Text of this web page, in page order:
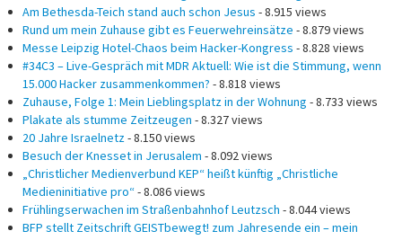
Am Bethesda-Teich stand auch schon Jesus - 8.915 views
Rund um mein Zuhause gibt es Feuerwehreinsätze - 8.879 views
Messe Leipzig Hotel-Chaos beim Hacker-Kongress - 8.828 views
#34C3 – Live-Gespräch mit MDR Aktuell: Wie ist die Stimmung, wenn
15.000 Hacker zusammenkommen? - 8.818 views
Zuhause, Folge 1: Mein Lieblingsplatz in der Wohnung - 8.733 views
Plakate als stumme Zeitzeugen - 8.327 views
20 Jahre Israelnetz - 8.150 views
Besuch der Knesset in Jerusalem - 8.092 views
„Christlicher Medienverbund KEP“ heißt künftig „Christliche
Medieninitiative pro“- 8.086 views
Frühlingserwachen im Straßenbahnhof Leutzsch - 8.044 views
BFP stellt Zeitschrift GEISTbewegt! zum Jahresende ein – mein